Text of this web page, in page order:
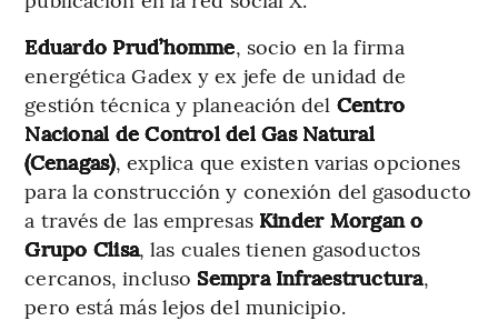
Eduardo Prud’homme, socio en la firma
energética Gadex y ex jefe de unidad de
gestión técnica y planeación del Centro
Nacional de Control del Gas Natural
(Cenagas), explica que existen varias opciones
para la construcción y conexión del gasoducto
a través de las empresas Kinder Morgan o
Grupo Clisa, las cuales tienen gasoductos
cercanos, incluso Sempra Infraestructura,
pero está más lejos del municipio.